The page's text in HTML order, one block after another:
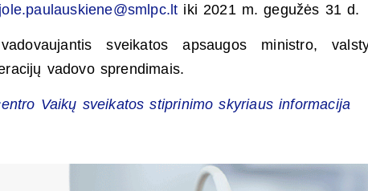
iki 2021 m. gegužės 31 d.
sveikatos apsaugos ministro,
vadovo sprendimais.
Vaikų sveikatos stiprinimo skyriaus informacija